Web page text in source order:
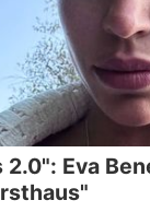
2.0": Eva